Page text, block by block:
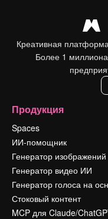
Креативная
Более 1
Продукция
Spaces
ИИ-помощник
Генератор
Генератор видео ИИ
Генератор голоса на
Стоковый контент
MCP для Claude/